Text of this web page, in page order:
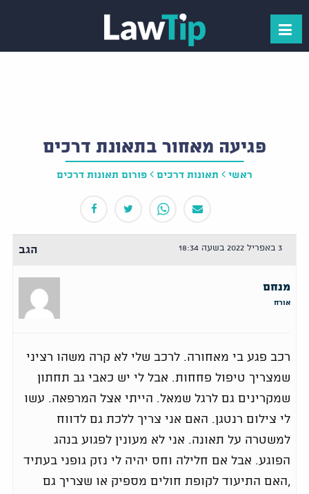
פגיעה מאחור בתאונת דרכים
ראשי תאונות דרכים פורום תאונות דרכים
3 באפריל 2022 בשעה 18:34 הגב
מנחם
אורח
רכב פגע בי מאחורה. לרכב שלי לא קרה משהו רציני
שמצריך טיפול פחחות. אבל לי יש כאבי גב תחתון
שמקרינים גם לרגל שמאל. הייתי אצל המרפאה. עשו
לי צילום רנטגן. האם אני צריך ללכת גם לדווח
למשטרה על תאונה. אני לא מעונין לפגוע בנהג
הפוגע. אבל אם חלילה וחס יהיה לי נזק גופני בעתיד
,האם התיעוד לקופת חולים מספיק או שצריך גם